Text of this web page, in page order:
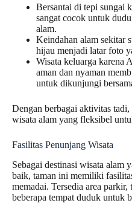
Bersantai di tepi sungai
sangat cocok untuk
alam.
Keindahan alam sekitar
hijau menjadi latar foto
Wisata keluarga karena
aman dan nyaman
untuk dikunjungi
Dengan berbagai aktivitas
wisata alam yang fleksibel
Fasilitas Penunjang Wisata
Sebagai destinasi wisata alam
baik, taman ini memiliki
memadai. Tersedia area parkir,
beberapa tempat duduk untuk